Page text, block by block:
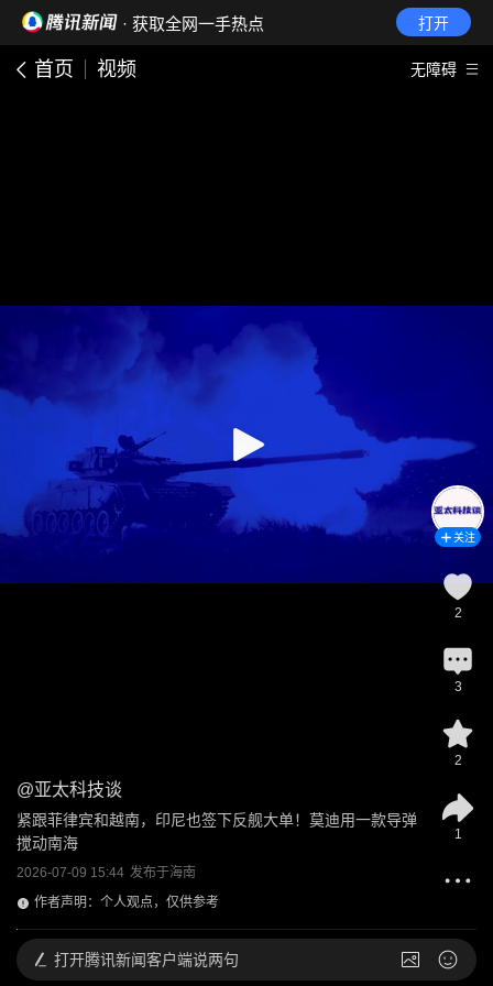
· 获取全网一手热点 打开
首页 视频 无障碍
@亚太科技谈
紧跟菲律宾和越南，印尼也签下反舰大单！莫迪用一款导弹
搅动南海
2026-07-09 15:44 发布于海南
作者声明：个人观点，仅供参考
关注
2
3
2
1
打开腾讯新闻客户端说两句